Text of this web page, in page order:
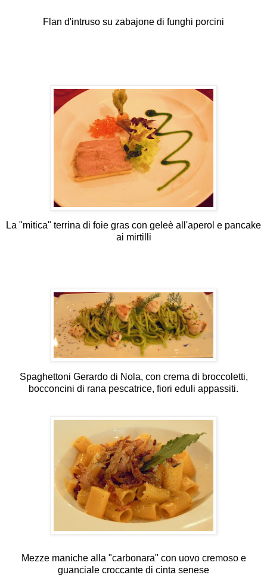
Flan d'intruso su zabajone di funghi porcini
La "mitica" terrina di foie gras con geleè all'aperol e pancake
ai mirtilli
Spaghettoni Gerardo di Nola, con crema di broccoletti,
bocconcini di rana pescatrice, fiori eduli appassiti.
Mezze maniche alla "carbonara" con uovo cremoso e
guanciale croccante di cinta senese